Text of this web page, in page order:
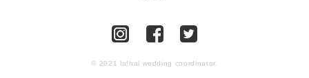
© 2021 la!hal wedding coordinator.